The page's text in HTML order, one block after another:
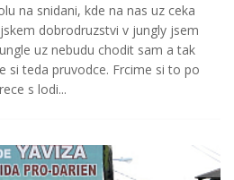
na snidani, kde na nas uz ceka
dobrodruzstvi v jungly jsem
uz nebudu chodit sam a tak
si teda pruvodce. Frcime si to po
rece s lodi...